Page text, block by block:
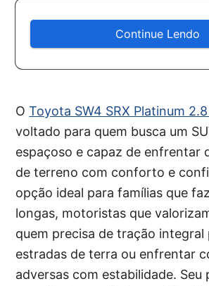
Continue Lendo
OToyota SW4 SRX Platinum
voltado para quem busca um
espaçoso e capaz de enfrentar
de terreno com conforto e
opção ideal para famílias que
longas, motoristas que
quem precisa de tração integral
estradas de terra ou enfrentar
adversas com estabilidade.